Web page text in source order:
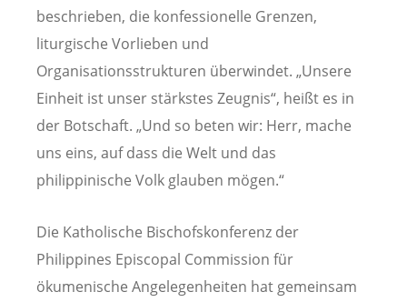
beschrieben, die konfessionelle Grenzen,
liturgische Vorlieben und
Organisationsstrukturen überwindet. „Unsere
Einheit ist unser stärkstes Zeugnis“, heißt es in
der Botschaft. „Und so beten wir: Herr, mache
uns eins, auf dass die Welt und das
philippinische Volk glauben mögen.“
Die Katholische Bischofskonferenz der
Philippines Episcopal Commission für
ökumenische Angelegenheiten hat gemeinsam